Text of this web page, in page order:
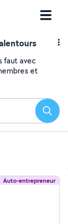
faut avec
et
Auto-entrepreneur